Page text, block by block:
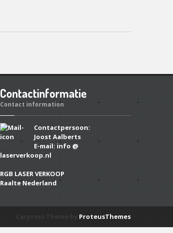
Contactinformatie
Contact information
Contactpersoon:
Joost Aalberts
E-mail: info @
laserverkoop.nl
RGB LASER VERKOOP
Raalte Nederland
ProteusThemes